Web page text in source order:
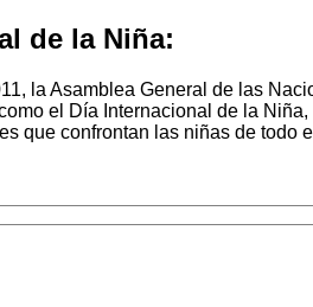
de la Niña:
la Asamblea General de las
el Día Internacional de la
que confrontan las niñas de todo